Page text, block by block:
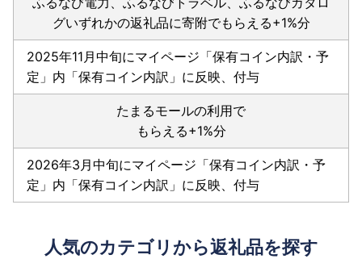
グいずれかの返礼品に寄附でもらえる+1%分
2025年11月中旬にマイページ「保有コイン内訳・予
定」内「保有コイン内訳」に反映、付与
たまるモールの利用で
もらえる+1%分
2026年3月中旬にマイページ「保有コイン内訳・予
定」内「保有コイン内訳」に反映、付与
人気のカテゴリから返礼品を探す